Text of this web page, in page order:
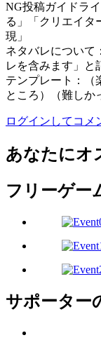
NG投稿ガイドラ
る」「クリエイタ
現」
ネタバレについて
レを含みます」と
テンプレート：（
ところ）（難しか
ログインしてコメ
あなたにオ
フリーゲー
サポーター